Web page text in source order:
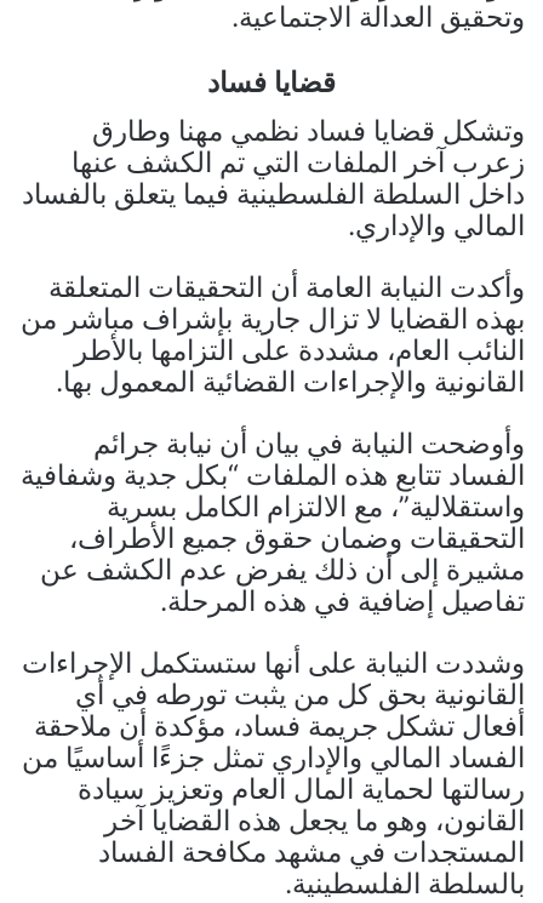
وتحقيق العدالة الاجتماعية.
قضايا فساد
وتشكل قضايا فساد نظمي مهنا وطارق
زعرب آخر الملفات التي تم الكشف عنها
داخل السلطة الفلسطينية فيما يتعلق بالفساد
المالي والإداري.
وأكدت النيابة العامة أن التحقيقات المتعلقة
بهذه القضايا لا تزال جارية بإشراف مباشر من
النائب العام، مشددة على التزامها بالأطر
القانونية والإجراءات القضائية المعمول بها.
وأوضحت النيابة في بيان أن نيابة جرائم
الفساد تتابع هذه الملفات “بكل جدية وشفافية
واستقلالية”، مع الالتزام الكامل بسرية
التحقيقات وضمان حقوق جميع الأطراف،
مشيرة إلى أن ذلك يفرض عدم الكشف عن
تفاصيل إضافية في هذه المرحلة.
وشددت النيابة على أنها ستستكمل الإجراءات
القانونية بحق كل من يثبت تورطه في أي
أفعال تشكل جريمة فساد، مؤكدة أن ملاحقة
الفساد المالي والإداري تمثل جزءًا أساسيًا من
رسالتها لحماية المال العام وتعزيز سيادة
القانون، وهو ما يجعل هذه القضايا آخر
المستجدات في مشهد مكافحة الفساد
بالسلطة الفلسطينية.